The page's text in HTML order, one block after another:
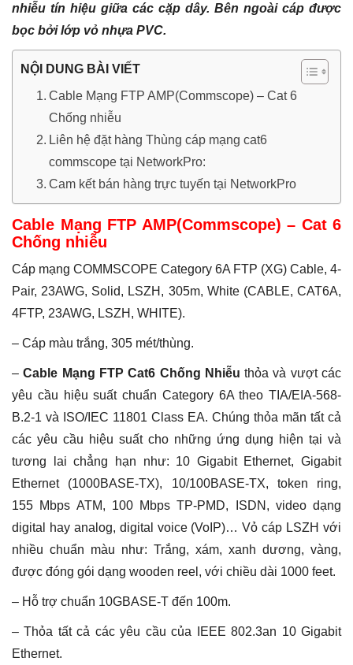
nhiễu tín hiệu giữa các cặp dây. Bên ngoài cáp được
bọc bởi lớp vỏ nhựa PVC.
NỘI DUNG BÀI VIẾT
Cable Mạng FTP AMP(Commscope) – Cat 6
Chống nhiễu
Liên hệ đặt hàng Thùng cáp mạng cat6
commscope tại NetworkPro:
Cam kết bán hàng trực tuyến tại NetworkPro
Cable Mạng FTP AMP(Commscope) – Cat 6
Chống nhiễu
Cáp mạng COMMSCOPE Category 6A FTP (XG) Cable, 4-
Pair, 23AWG, Solid, LSZH, 305m, White (CABLE, CAT6A,
4FTP, 23AWG, LSZH, WHITE).
– Cáp màu trắng, 305 mét/thùng.
–Cable Mạng FTP Cat6 Chống Nhiễu thỏa và vượt các
yêu cầu hiệu suất chuẩn Category 6A theo TIA/EIA-568-
B.2-1 và ISO/IEC 11801 Class EA. Chúng thỏa mãn tất cả
các yêu cầu hiệu suất cho những ứng dụng hiện tại và
tương lai chẳng hạn như: 10 Gigabit Ethernet, Gigabit
Ethernet (1000BASE-TX), 10/100BASE-TX, token ring,
155 Mbps ATM, 100 Mbps TP-PMD, ISDN, video dạng
digital hay analog, digital voice (VoIP)… Vỏ cáp LSZH với
nhiều chuẩn màu như: Trắng, xám, xanh dương, vàng,
được đóng gói dạng wooden reel, với chiều dài 1000 feet.
– Hỗ trợ chuẩn 10GBASE-T đến 100m.
– Thỏa tất cả các yêu cầu của IEEE 802.3an 10 Gigabit
Ethernet.